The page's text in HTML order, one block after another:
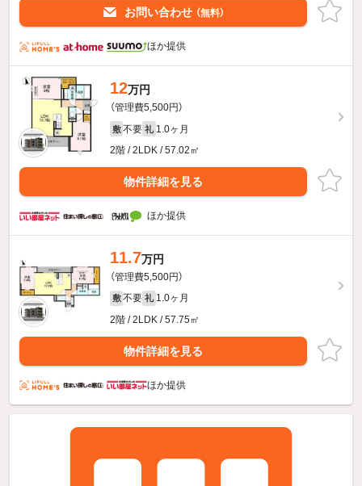
お問い合わせ （無料）
ほか提供
12万円
（管理費5,500円）
敷 不要 礼 1.0ヶ月
2階 / 2LDK / 57.02㎡
物件詳細を見る
ほか提供
11.7万円
（管理費5,500円）
敷 不要 礼 1.0ヶ月
2階 / 2LDK / 57.75㎡
物件詳細を見る
ほか提供